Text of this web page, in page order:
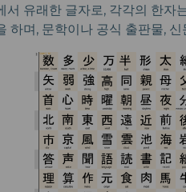
서 유래한 글자로, 각각의 한자
하며, 문학이나 공식 출판물,